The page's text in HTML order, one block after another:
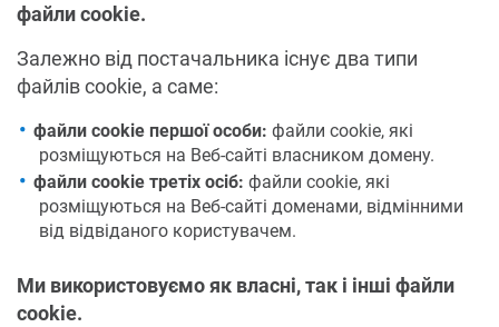
файли cookie.
Залежно від постачальника існує два типи
файлів cookie, а саме:
файли cookie першої особи: файли cookie, які
розміщуються на Веб-сайті власником домену.
файли cookie третіх осіб: файли cookie, які
розміщуються на Веб-сайті доменами, відмінними
від відвіданого користувачем.
Ми використовуємо як власні, так і інші файли
cookie.